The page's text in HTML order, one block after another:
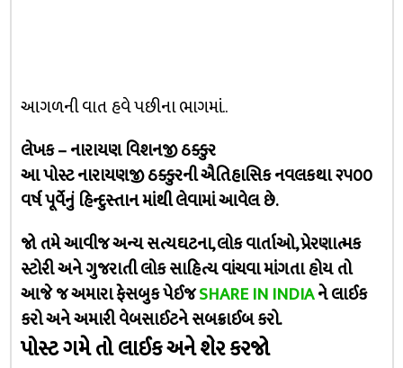
આગળની વાત હવે પછીના ભાગમાં..
લેખક – નારાયણ વિશનજી ઠક્કુર
આ પોસ્ટ નારાયણજી ઠક્કુરની ઐતિહાસિક નવલકથા ૨૫૦૦
વર્ષ પૂર્વેનું હિન્દુસ્તાન માંથી લેવામાં આવેલ છે.
જો તમે આવીજ અન્ય સત્યઘટના, લોક વાર્તાઓ, પ્રેરણાત્મક
સ્ટોરી અને ગુજરાતી લોક સાહિત્ય વાંચવા માંગતા હોય તો
આજે જ અમારા ફેસબુક પેઈજSHARE IN INDIAને લાઈક
કરો અને અમારી વેબસાઈટને સબક્રાઈબ કરો.
પોસ્ટ ગમે તો લાઈક અને શેર કરજો